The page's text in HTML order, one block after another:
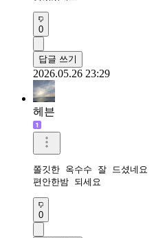
0
답글 쓰기
2026.05.26 23:29
헤븐
쫄깃한 옥수수 잘 드셨네요
편안한밤 되세요
0